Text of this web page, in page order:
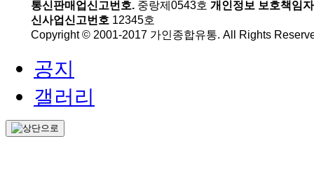
통신판매업신고번호. 중랑제0543호 개인정보 보호책임
신사업신고번호 12345호
Copyright © 2001-2017 가인종합유통. All Rights
공지
갤러리